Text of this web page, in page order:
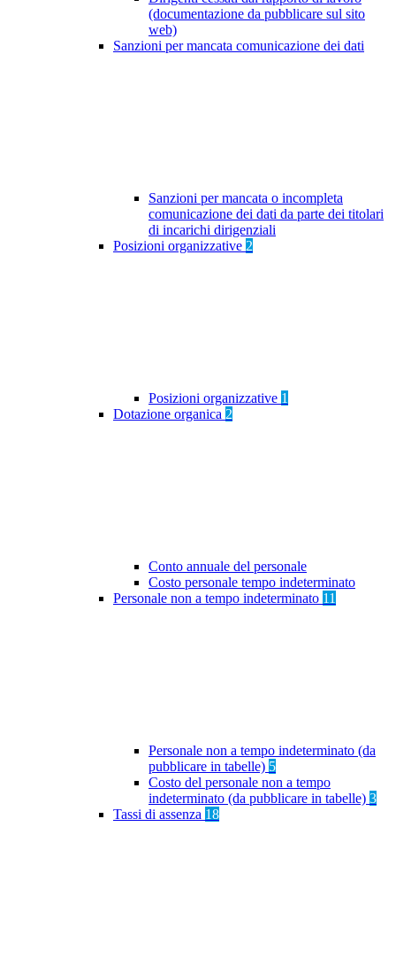
(documentazione da pubblicare sul sito
web)
Sanzioni per mancata comunicazione dei dati
Sanzioni per mancata o incompleta
comunicazione dei dati da parte dei titolari
di incarichi dirigenziali
Posizioni organizzative 2
Posizioni organizzative 1
Dotazione organica 2
Conto annuale del personale
Costo personale tempo indeterminato
Personale non a tempo indeterminato 11
Personale non a tempo indeterminato (da
pubblicare in tabelle) 5
Costo del personale non a tempo
indeterminato (da pubblicare in tabelle) 3
Tassi di assenza 18